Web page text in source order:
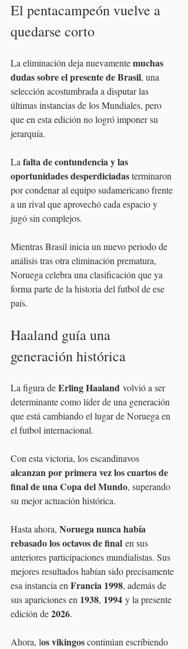
El pentacampeón vuelve a
quedarse corto
La eliminación deja nuevamente muchas
dudas sobre el presente de Brasil, una
selección acostumbrada a disputar las
últimas instancias de los Mundiales, pero
que en esta edición no logró imponer su
jerarquía.
La falta de contundencia y las
oportunidades desperdiciadas terminaron
por condenar al equipo sudamericano frente
a un rival que aprovechó cada espacio y
jugó sin complejos.
Mientras Brasil inicia un nuevo periodo de
análisis tras otra eliminación prematura,
Noruega celebra una clasificación que ya
forma parte de la historia del futbol de ese
país.
Haaland guía una
generación histórica
La figura de Erling Haaland volvió a ser
determinante como líder de una generación
que está cambiando el lugar de Noruega en
el futbol internacional.
Con esta victoria, los escandinavos
alcanzan por primera vez los cuartos de
final de una Copa del Mundo, superando
su mejor actuación histórica.
Hasta ahora, Noruega nunca había
rebasado los octavos de final en sus
anteriores participaciones mundialistas. Sus
mejores resultados habían sido precisamente
esa instancia en Francia 1998, además de
sus apariciones en 1938, 1994 y la presente
edición de 2026.
Ahora, los vikingos continúan escribiendo